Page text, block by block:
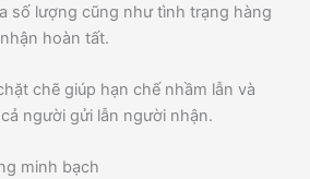
số lượng cũng như tình trạng hàng
hoàn tất.
chẽ giúp hạn chế nhầm lẫn và
người gửi lẫn người nhận.
minh bạch